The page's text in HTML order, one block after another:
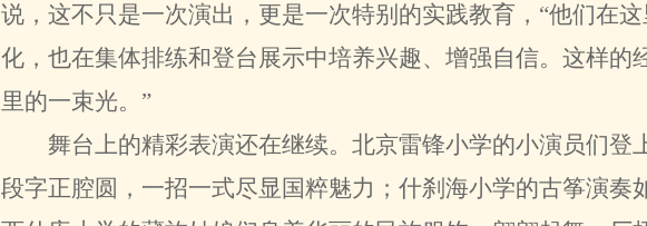
说，这不只是一次演出，更是一次特别的实践教育，“他们在
化，也在集体排练和登台展示中培养兴趣、增强自信。这样的
里的一束光。”
舞台上的精彩表演还在继续。北京雷锋小学的小演员们登
段字正腔圆，一招一式尽显国粹魅力；什刹海小学的古筝演奏